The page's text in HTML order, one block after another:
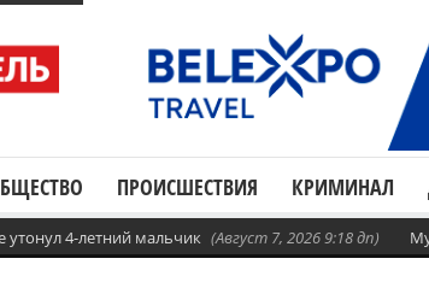
ПРОИСШЕСТВИЯ КРИМИНАЛ
4-летний мальчик (Август 7, 2026 9:18 дп)